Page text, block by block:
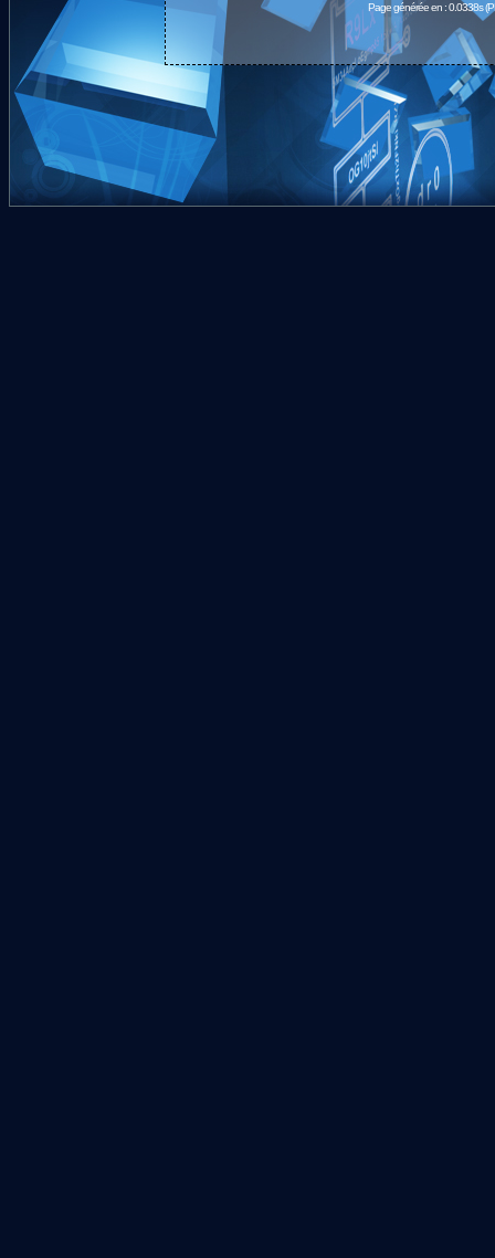
Page générée en : 0.0338s